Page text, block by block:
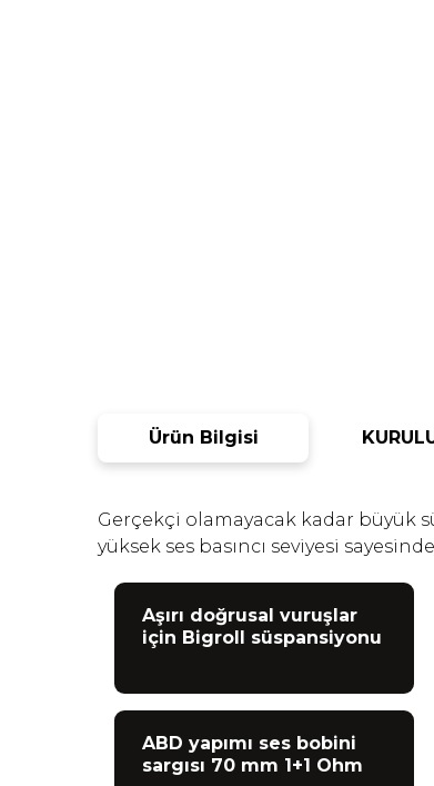
Ürün Bilgisi
Gerçekçi olamayacak kadar büyük
yüksek ses basıncı seviyesi
Aşırı doğrusal vuruşlar
için Bigroll süspansiyonu
ABD yapımı ses bobini
sargısı 70 mm 1+1 Ohm